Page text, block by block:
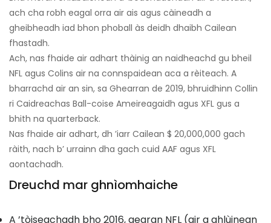
ach cha robh eagal orra air ais agus càineadh a
gheibheadh ​​iad bhon phoball às deidh dhaibh Cailean
fhastadh.
Ach, nas fhaide air adhart thàinig an naidheachd gu bheil
NFL agus Colins air na connspaidean aca a rèiteach. A
bharrachd air an sin, sa Ghearran de 2019, bhruidhinn Collin
ri Caidreachas Ball-coise Ameireagaidh agus XFL gus a
bhith na quarterback.
Nas fhaide air adhart, dh ’iarr Cailean $ 20,000,000 gach
ràith, nach b’ urrainn dha gach cuid AAF agus XFL
aontachadh.
Dreuchd mar ghnìomhaiche
A ’tòiseachadh bho 2016, gearan NFL (air a ghlùinean